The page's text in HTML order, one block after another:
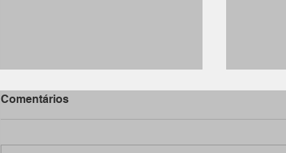
ERRATA
ERRATA - Jornal Notícias do
Comentários